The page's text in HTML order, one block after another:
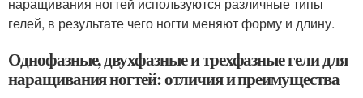
гелей, в результате чего ногти меняют форму и длину.
Однофазные, двухфазные и трехфазные гели для
наращивания ногтей: отличия и преимущества